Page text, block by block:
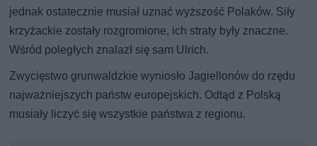
jednak ostatecznie musiał uznać wyższość Polaków. Siły
krzyżackie zostały rozgromione, ich straty były znaczne.
Wśród poległych znalazł się sam Ulrich.
Zwycięstwo grunwaldzkie wyniosło Jagiellonów do rzędu
najważniejszych państw europejskich. Odtąd z Polską
musiały liczyć się wszystkie państwa z regionu.